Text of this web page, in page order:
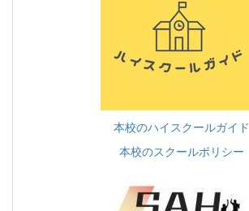
本校のハイスクールガイド
本校のスクールポリシー